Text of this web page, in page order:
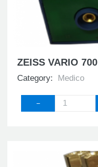
ZEISS VARIO 700
Category: Medico
−